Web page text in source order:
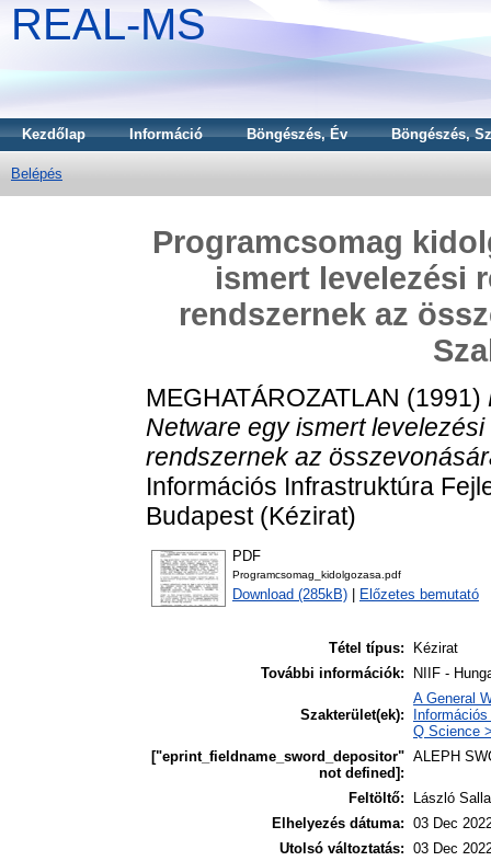
REAL-MS
Kezdőlap Információ Böngészés, Év Böngészés,
Belépés
Programcsomag
ismert levelezési
rendszernek az
MEGHATÁROZATLAN (1991)
Netware egy ismert
rendszernek az
Információs Infrastruktúra
Budapest (Kézirat)
PDF
Programcsomag_kidolgozasa.pdf
Download (285kB) Előzetes bemutató
Tétel típus:
Kézirat
További információk:
NIIF -
Szakterület(ek):
A General
Q Science
["eprint_fieldname_sword_depositor"
not defined]:
ALEPH
Feltöltő:
László
Elhelyezés dátuma: 03 Dec
Utolsó változtatás: 03 Dec